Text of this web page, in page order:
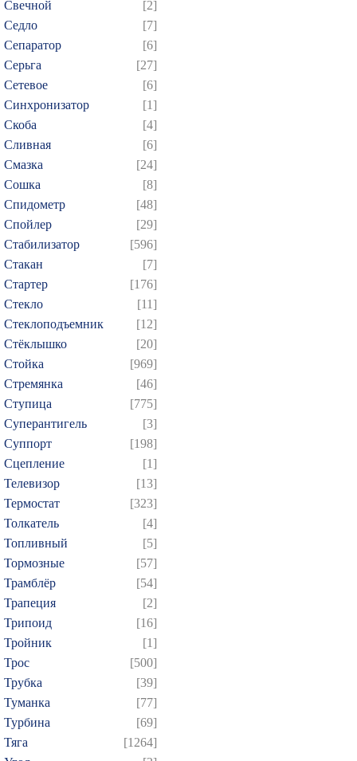
Свечной
[2]
Седло
[7]
Сепаратор
[6]
Серьга
[27]
Сетевое
[6]
Синхронизатор
[1]
Скоба
[4]
Сливная
[6]
Смазка
[24]
Сошка
[8]
Спидометр
[48]
Спойлер
[29]
Стабилизатор
[596]
Стакан
[7]
Стартер
[176]
Стекло
[11]
Стеклоподъемник
[12]
Стёклышко
[20]
Стойка
[969]
Стремянка
[46]
Ступица
[775]
Суперантигель
[3]
Суппорт
[198]
Сцепление
[1]
Телевизор
[13]
Термостат
[323]
Толкатель
[4]
Топливный
[5]
Тормозные
[57]
Трамблёр
[54]
Трапеция
[2]
Трипоид
[16]
Тройник
[1]
Трос
[500]
Трубка
[39]
Туманка
[77]
Турбина
[69]
Тяга
[1264]